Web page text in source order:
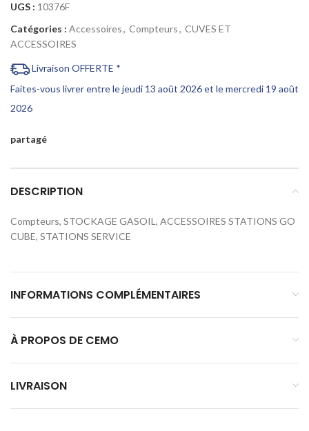
UGS : 10376F
Catégories : Accessoires, Compteurs, CUVES ET
ACCESSOIRES
Livraison OFFERTE *
Faites-vous livrer entre le jeudi 13 août 2026 et le mercredi 19 août
2026
partagé
DESCRIPTION
Compteurs, STOCKAGE GASOIL, ACCESSOIRES STATIONS GO
CUBE, STATIONS SERVICE
INFORMATIONS COMPLÉMENTAIRES
À PROPOS DE CEMO
LIVRAISON